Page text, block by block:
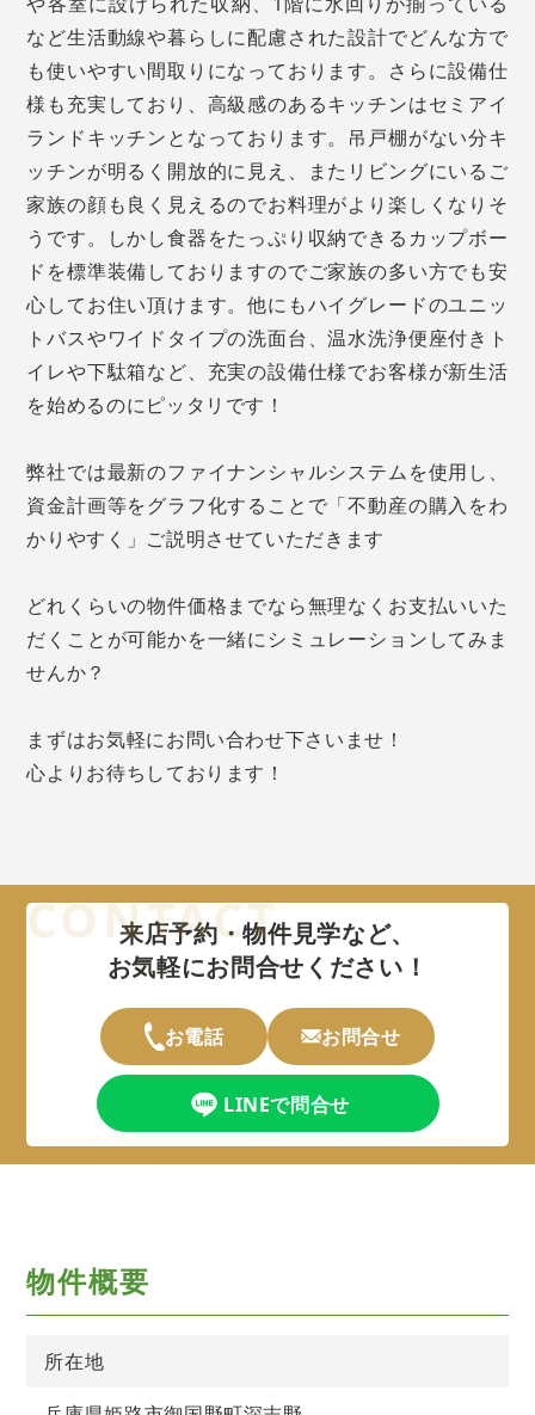
など生活動線や暮らしに配慮された設計でどんな方で
も使いやすい間取りになっております。さらに設備仕
様も充実しており、高級感のあるキッチンはセミアイ
ランドキッチンとなっております。吊戸棚がない分キ
ッチンが明るく開放的に見え、またリビングにいるご
家族の顔も良く見えるのでお料理がより楽しくなりそ
うです。しかし食器をたっぷり収納できるカップボー
ドを標準装備しておりますのでご家族の多い方でも安
心してお住い頂けます。他にもハイグレードのユニッ
トバスやワイドタイプの洗面台、温水洗浄便座付きト
イレや下駄箱など、充実の設備仕様でお客様が新生活
を始めるのにピッタリです！
弊社では最新のファイナンシャルシステムを使用し、
資金計画等をグラフ化することで「不動産の購入をわ
かりやすく」ご説明させていただきます
どれくらいの物件価格までなら無理なくお支払いいた
だくことが可能かを一緒にシミュレーションしてみま
せんか？
まずはお気軽にお問い合わせ下さいませ！
心よりお待ちしております！
来店予約・物件見学など、
お気軽にお問合せください！
お電話 お問合せ
LINEで問合せ
物件概要
所在地